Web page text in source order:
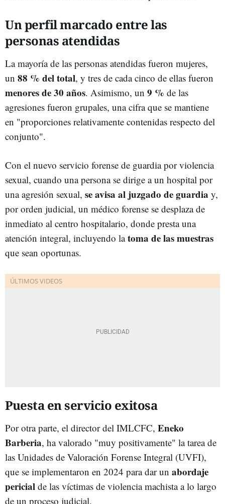
Un perfil marcado entre las
personas atendidas
La mayoría de las personas atendidas fueron mujeres,
un 88 % del total, y tres de cada cinco de ellas fueron
menores de 30 años. Asimismo, un 9 % de las
agresiones fueron grupales, una cifra que se mantiene
en "proporciones relativamente contenidas respecto del
conjunto".
Con el nuevo servicio forense de guardia por violencia
sexual, cuando una persona se dirige a un hospital por
una agresión sexual, se avisa al juzgado de guardia y,
por orden judicial, un médico forense se desplaza de
inmediato al centro hospitalario, donde presta una
atención integral, incluyendo latoma de las muestras
que sean oportunas.
Puesta en servicio exitosa
Por otra parte, el director del IMLCFC, Eneko
Barberia, ha valorado "muy positivamente" la tarea de
las Unidades de Valoración Forense Integral (UVFI),
que se implementaron en 2024 para dar un abordaje
pericial de las víctimas de violencia machista a lo largo
de un proceso judicial.